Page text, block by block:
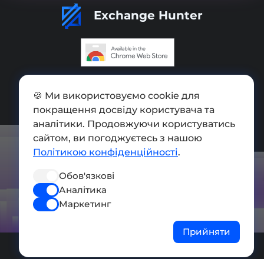
Exchange Hunter
Мапа сайту
Press kit
Умови використання
СОЦ. МЕРЕЖІ
🍪 Ми використовуємо cookie для
покращення досвіду користувача та
аналітики. Продовжуючи користуватись
сайтом, ви погоджуєтесь з нашою
Політикою конфіденційності.
Обов'язкові
Аналітика
Маркетинг
Прийняти